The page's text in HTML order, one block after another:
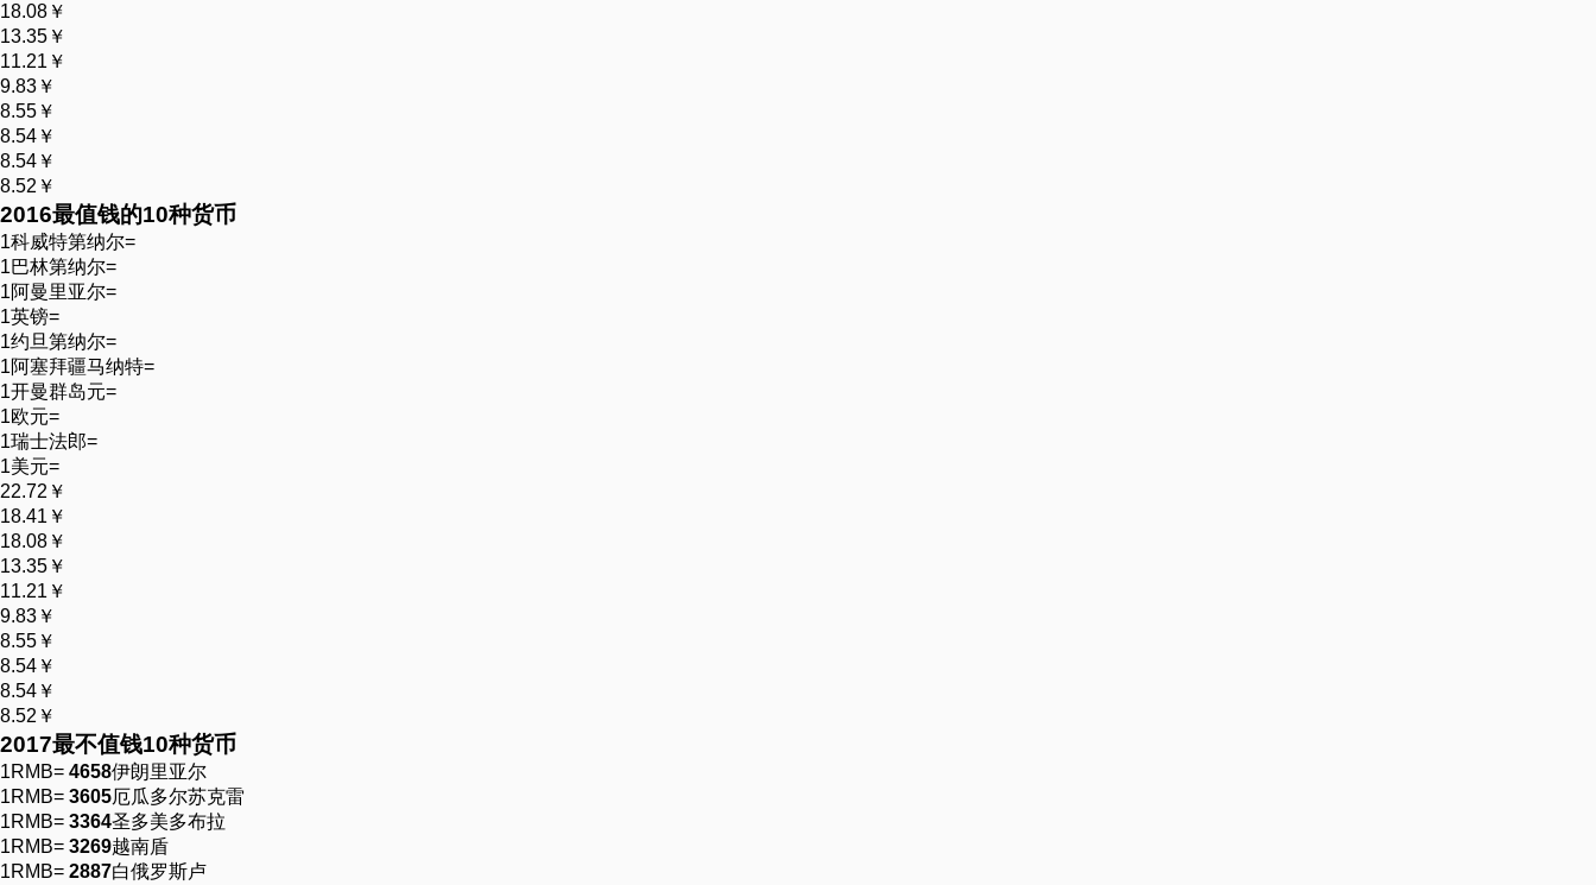
18.08￥
13.35￥
11.21￥
9.83￥
8.55￥
8.54￥
8.54￥
8.52￥
2016最值钱的10种货币
1科威特第纳尔=
1巴林第纳尔=
1阿曼里亚尔=
1英镑=
1约旦第纳尔=
1阿塞拜疆马纳特=
1开曼群岛元=
1欧元=
1瑞士法郎=
1美元=
22.72￥
18.41￥
18.08￥
13.35￥
11.21￥
9.83￥
8.55￥
8.54￥
8.54￥
8.52￥
2017最不值钱10种货币
1RMB= 4658伊朗里亚尔
1RMB= 3605厄瓜多尔苏克雷
1RMB= 3364圣多美多布拉
1RMB= 3269越南盾
1RMB= 2887白俄罗斯卢